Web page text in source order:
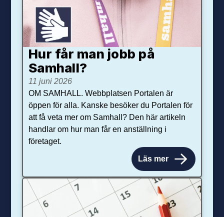
Hur får man jobb på
Samhall?
11 juni 2026
OM SAMHALL. Webbplatsen Portalen är
öppen för alla. Kanske besöker du Portalen för
att få veta mer om Samhall? Den här artikeln
handlar om hur man får en anställning i
företaget.
Läs mer